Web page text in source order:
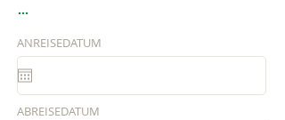
...
ANREISEDATUM
ABREISEDATUM